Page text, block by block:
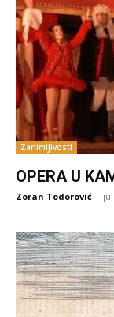
Zanimljivosti
OPERA U
Zoran Todorović -